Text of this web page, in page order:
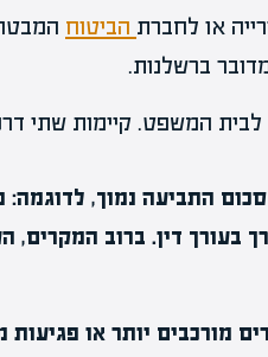
או לחברת הביטוח
ברשלנות.
המשפט. קיימות שתי
התביעה נמוך, לדוגמה:
בעורך דין. ברוב המקרים,
מורכבים יותר או פגיעות